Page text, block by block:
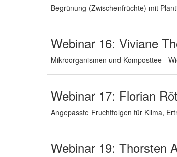
Begrünung (Zwischenfrüchte) mit
Webinar 16: Viviane
Mikroorganismen und Komposttee -
Webinar 17: Florian
Angepasste Fruchtfolgen für Klima,
Webinar 19: Thorsten